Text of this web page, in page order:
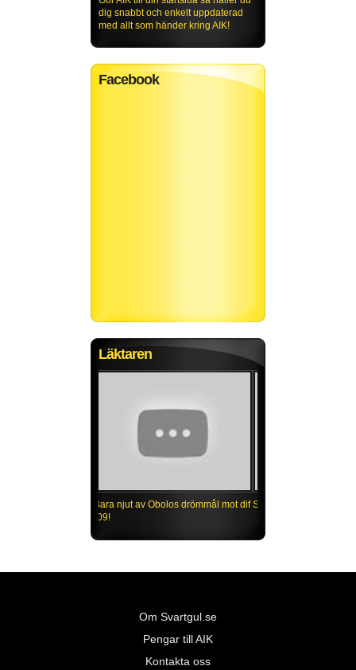
dig snabbt och enkelt uppdaterad
med allt som händer kring AIK!
Facebook
Läktaren
Bara njut av Obolos drömmål mot dif
-09!
Om Svartgul.se
Pengar till AIK
Kontakta oss